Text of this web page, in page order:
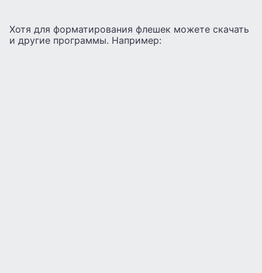
Хотя для форматирования флешек можете скачать
и другие программы. Например: